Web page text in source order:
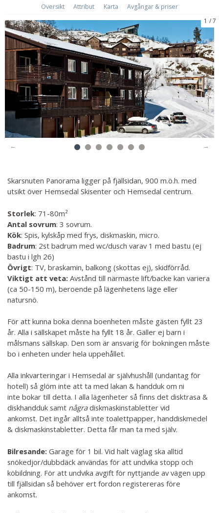
Översikt Attribut Karta Avgångar & priser
1 7
Skarsnuten Panorama ligger på fjällsidan, 900 m.ö.h. med
utsikt över Hemsedal Skisenter och Hemsedal centrum.
Storlek: 71-80m²
Antal sovrum: 3 sovrum.
Kök: Spis, kylskåp med frys, diskmaskin, micro.
Badrum: 2st badrum med wc/dusch varav 1 med bastu (ej
bastu i lgh 26)
Övrigt: TV, braskamin, balkong (skottas ej), skidförråd.
Viktigt att veta: Avstånd till närmaste lift/backe kan variera
(ca 50-150 m), beroende på lägenhetens läge eller
natursnö.
För att kunna boka denna boenheten måste gästen fyllt 23
år. Alla i sällskapet måste ha fyllt 18 år. Gäller ej barn i
målsmans sällskap. Den som är ansvarig för bokningen måste
bo i enheten under hela uppehållet.
Alla inkvarteringar i Hemsedal är självhushåll (undantag för
hotell) så glöm inte att ta med lakan & handduk om ni
inte bokar till detta. I alla lägenheter så finns det disktrasa &
diskhandduk samt någradiskmaskinstabletter vid
ankomst. Det ingår alltså inte toalettpapper, handdiskmedel
& diskmaskinstabletter. Detta får man ta med själv.
Bilresande: Garage för 1 bil. Vid halt väglag ska alltid
snökedjor/dubbdäck användas för att undvika stopp och
köbildning. För att undvika avgift för nyttjande av vägen upp
till fjällsidan så behöver ert fordon registereras före
ankomst.